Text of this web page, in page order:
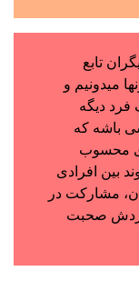
تابع
میدونیم و
فرد دیگه
باشه که
محسوب
بین افرادی
مشارکت در
صحبت